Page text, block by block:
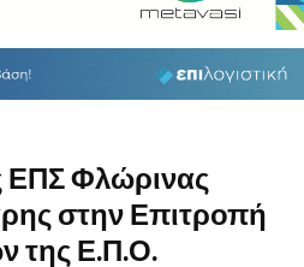
ΕΠΣ Φλώρινας
στην Επιτροπή
της Ε.Π.Ο.